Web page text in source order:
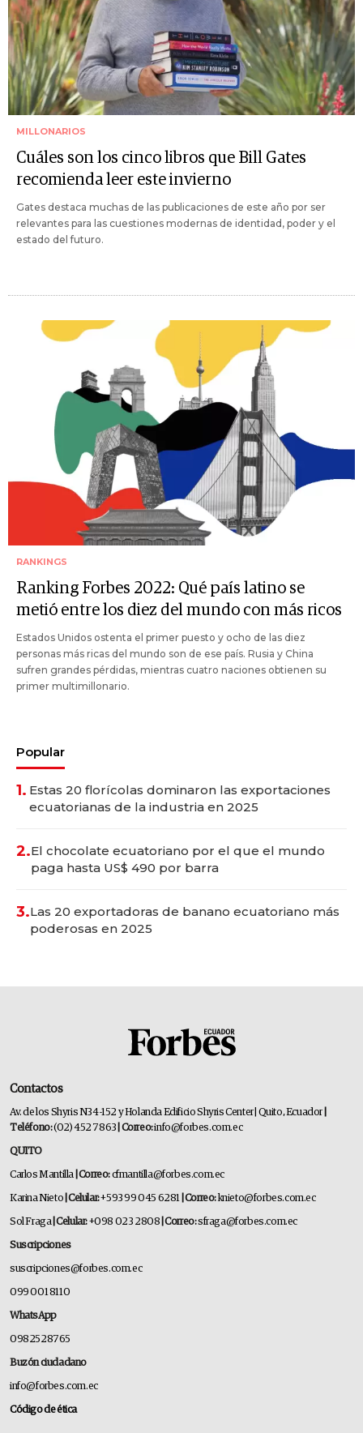
MILLONARIOS
Cuáles son los cinco libros que Bill Gates
recomienda leer este invierno
Gates destaca muchas de las publicaciones de este año por ser
relevantes para las cuestiones modernas de identidad, poder y el
estado del futuro.
RANKINGS
Ranking Forbes 2022: Qué país latino se
metió entre los diez del mundo con más ricos
Estados Unidos ostenta el primer puesto y ocho de las diez
personas más ricas del mundo son de ese país. Rusia y China
sufren grandes pérdidas, mientras cuatro naciones obtienen su
primer multimillonario.
Popular
1. Estas 20 florícolas dominaron las exportaciones
ecuatorianas de la industria en 2025
2.El chocolate ecuatoriano por el que el mundo
paga hasta US$ 490 por barra
3.Las 20 exportadoras de banano ecuatoriano más
poderosas en 2025
Contactos
Av. de los Shyris N34-152 y Holanda Edificio Shyris Center | Quito, Ecuador
Teléfono:(02) 452 7863 | Correo:info@forbes.com.ec
QUITO
Carlos Mantilla | Correo:cfmantilla@forbes.com.ec
Karina Nieto | Celular:+593 99 045 6281 | Correo:knieto@forbes.com.ec
Sol Fraga| Celular:+098 023 2808 | Correo:sfraga@forbes.com.ec
Suscripciones
suscripciones@forbes.com.ec
099 001 8110
WhatsApp
0982528765
Buzón ciudadano
info@forbes.com.ec
Código de ética